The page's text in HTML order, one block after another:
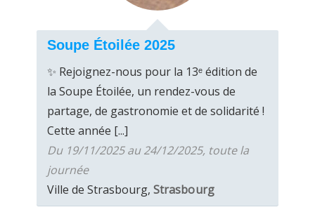
Soupe Étoilée 2025
✨ Rejoignez-nous pour la 13ᵉ édition de
la Soupe Étoilée, un rendez-vous de
partage, de gastronomie et de solidarité !
Cette année [...]
Du 19/11/2025 au 24/12/2025, toute la
journée
Ville de Strasbourg, Strasbourg